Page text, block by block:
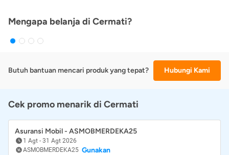
Mengapa belanja di Cermati?
Butuh bantuan mencari produk yang tepat? Hubungi Kami
Cek promo menarik di Cermati
Asuransi Mobil - ASMOBMERDEKA25
1 Agt - 31 Agt 2026
ASMOBMERDEKA25 Gunakan